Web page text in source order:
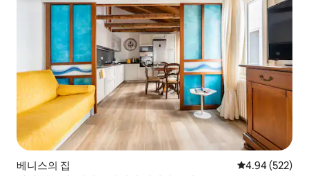
베니스의 집 평점 4.94점(5
4.94 (522)